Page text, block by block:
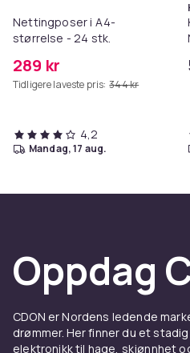
Nettingposer i A4-
størrelse - 24 stk.
289 kr
Tidligere laveste pris: 344 kr
4,2
mandag, 17 aug.
Oppdag
CDON er Nordens ledende
drømmer. Her finner du et
elektronikk til hage, skjønnhet